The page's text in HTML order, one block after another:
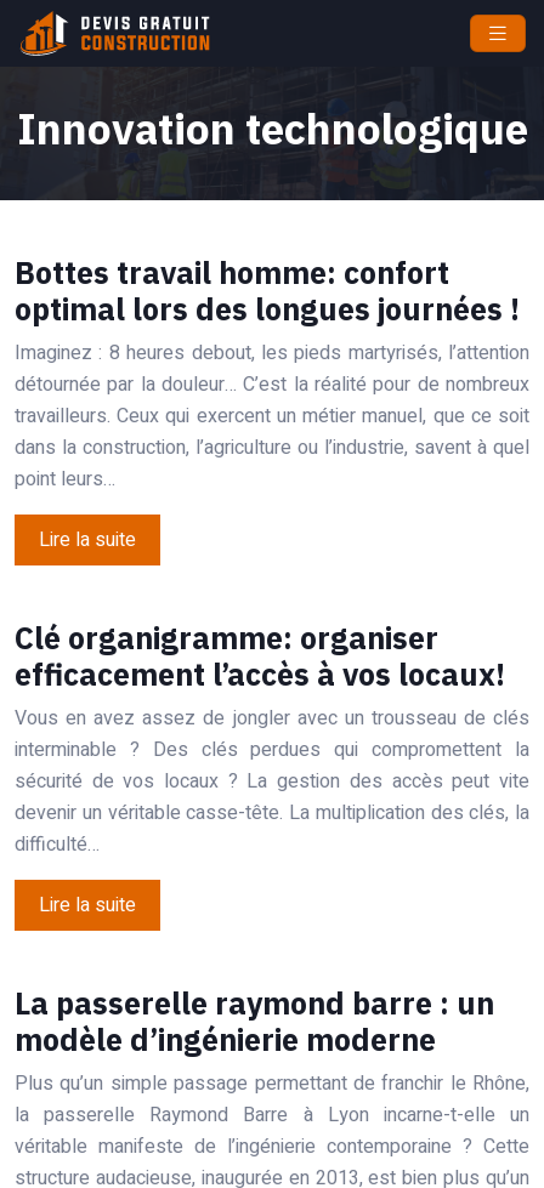
Innovation technologique
Bottes travail homme: confort
optimal lors des longues journées !
Imaginez : 8 heures debout, les pieds martyrisés, l’attention
détournée par la douleur… C’est la réalité pour de nombreux
travailleurs. Ceux qui exercent un métier manuel, que ce soit
dans la construction, l’agriculture ou l’industrie, savent à quel
point leurs…
Lire la suite
Clé organigramme: organiser
efficacement l’accès à vos locaux!
Vous en avez assez de jongler avec un trousseau de clés
interminable ? Des clés perdues qui compromettent la
sécurité de vos locaux ? La gestion des accès peut vite
devenir un véritable casse-tête. La multiplication des clés, la
difficulté…
Lire la suite
La passerelle raymond barre : un
modèle d’ingénierie moderne
Plus qu’un simple passage permettant de franchir le Rhône,
la passerelle Raymond Barre à Lyon incarne-t-elle un
véritable manifeste de l’ingénierie contemporaine ? Cette
structure audacieuse, inaugurée en 2013, est bien plus qu’un